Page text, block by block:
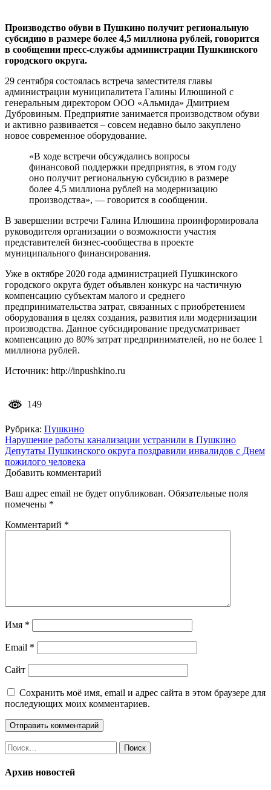
Производство обуви в Пушкино получит региональную
субсидию в размере более 4,5 миллиона рублей, говорится
в сообщении пресс-службы администрации Пушкинского
городского округа.
29 сентября состоялась встреча заместителя главы
администрации муниципалитета Галины Илюшиной с
генеральным директором ООО «Альмида» Дмитрием
Дубровиным. Предприятие занимается производством обуви
и активно развивается – совсем недавно было закуплено
новое современное оборудование.
«В ходе встречи обсуждались вопросы
финансовой поддержки предприятия, в этом году
оно получит региональную субсидию в размере
более 4,5 миллиона рублей на модернизацию
производства», — говорится в сообщении.
В завершении встречи Галина Илюшина проинформировала
руководителя организации о возможности участия
представителей бизнес-сообщества в проекте
муниципального финансирования.
Уже в октябре 2020 года администрацией Пушкинского
городского округа будет объявлен конкурс на частичную
компенсацию субъектам малого и среднего
предпринимательства затрат, связанных с приобретением
оборудования в целях создания, развития или модернизации
производства. Данное субсидирование предусматривает
компенсацию до 80% затрат предпринимателей, но не более 1
миллиона рублей.
Источник: http://inpushkino.ru
149
Рубрика: Пушкино
Навигация
по
записям
Нарушение работы канализации устранили в Пушкино
Депутаты Пушкинского округа поздравили инвалидов с Днем
пожилого человека
Добавить комментарий
Ваш адрес email не будет опубликован. Обязательные поля
помечены *
Комментарий *
Имя *
Email *
Сайт
Сохранить моё имя, email и адрес сайта в этом браузере для
последующих моих комментариев.
Найти:
Архив новостей